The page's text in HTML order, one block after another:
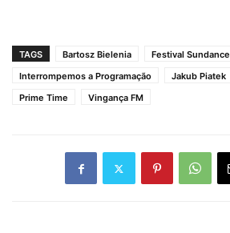
TAGS Bartosz Bielenia
Festival Sundance
Interrompemos a Programação
Jakub Piatek
Prime Time
Vingança FM